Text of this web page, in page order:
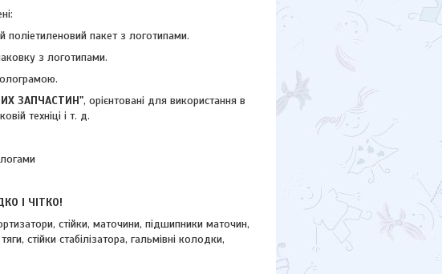
пакет з логотипами.
з логотипами.
ЗАПЧАСТИН", орієнтовані для використання в
техніці і т. д.
І ЧІТКО!
стійки, маточини, підшипники маточин,
стійки стабілізатора, гальмівні колодки,